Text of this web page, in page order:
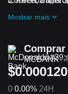
Mostrar mais
Comprar
MCBANK /
0 0.00% 24H